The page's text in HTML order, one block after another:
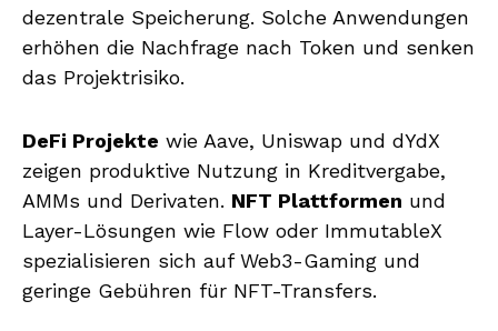
dezentrale Speicherung. Solche Anwendungen
erhöhen die Nachfrage nach Token und senken
das Projektrisiko.
DeFi Projekte wie Aave, Uniswap und dYdX
zeigen produktive Nutzung in Kreditvergabe,
AMMs und Derivaten. NFT Plattformen und
Layer-Lösungen wie Flow oder ImmutableX
spezialisieren sich auf Web3-Gaming und
geringe Gebühren für NFT-Transfers.